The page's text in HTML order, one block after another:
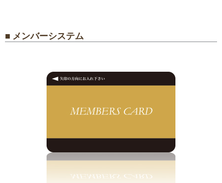
■ メンバーシステム